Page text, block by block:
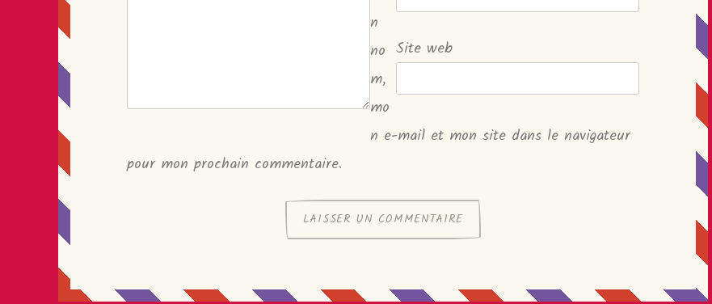
Site web
n
no
m,
mo
n e-mail et mon site dans le navigateur
pour mon prochain commentaire.